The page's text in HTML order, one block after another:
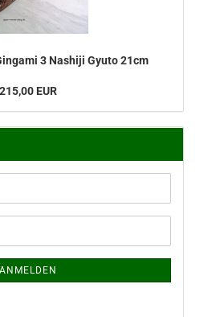
3 Nashiji Gyuto 21cm
215,00 EUR
ANMELDEN